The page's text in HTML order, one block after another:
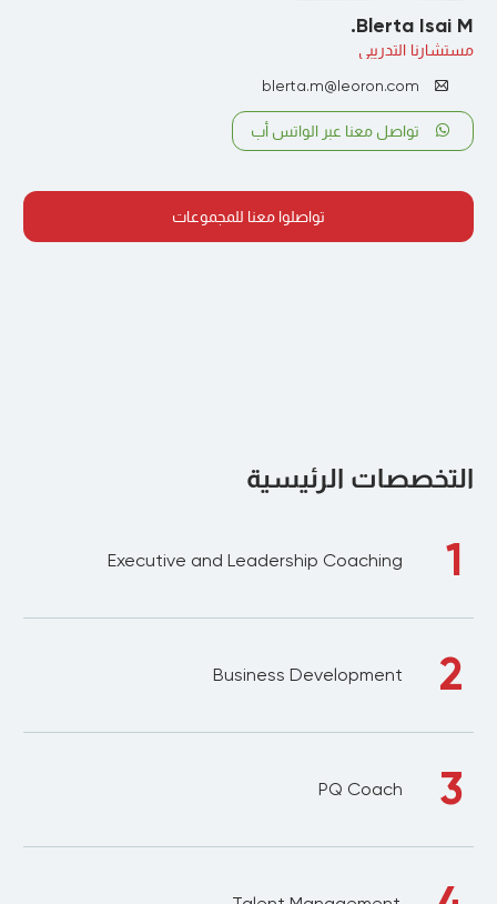
Blerta Isai M.
مستشارنا التدريبي
blerta.m@leoron.com
تواصل معنا عبر الواتس أب
تواصلوا معنا للمجموعات
التخصصات الرئيسية
1
Executive and Leadership Coaching
2
Business Development
3
PQ Coach